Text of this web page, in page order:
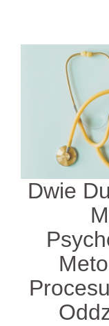
Dwie